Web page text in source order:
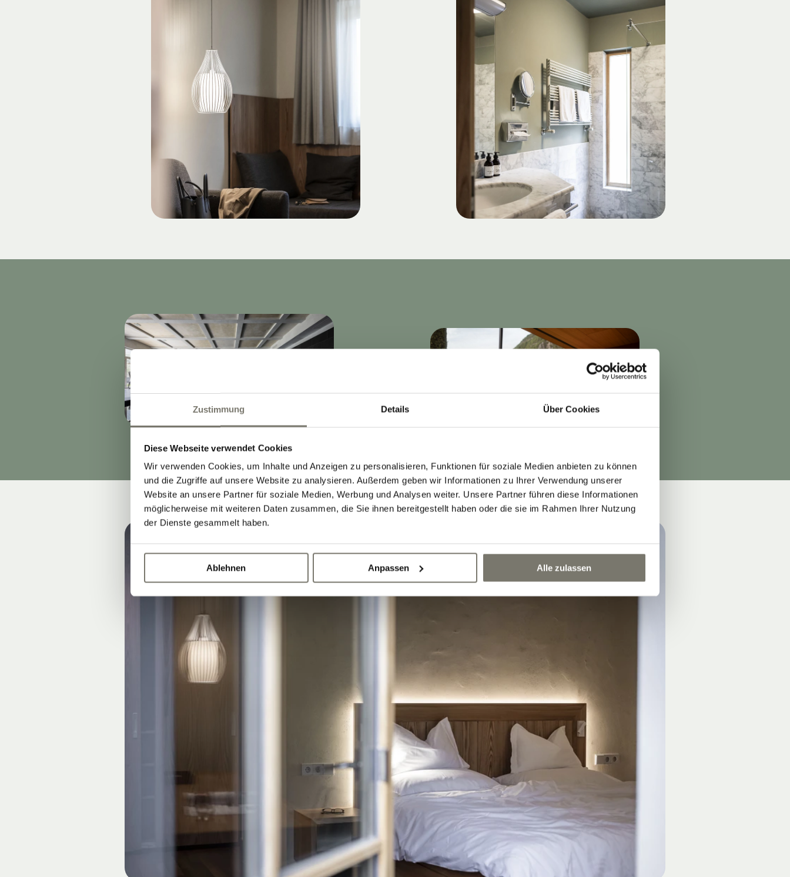
Zustimmung Details Über Cookies
Diese Webseite verwendet Cookies
Wir verwenden Cookies, um Inhalte und Anzeigen zu personalisieren, Funktionen für soziale Medien anbieten zu können
und die Zugriffe auf unsere Website zu analysieren. Außerdem geben wir Informationen zu Ihrer Verwendung unserer
Website an unsere Partner für soziale Medien, Werbung und Analysen weiter. Unsere Partner führen diese Informationen
möglicherweise mit weiteren Daten zusammen, die Sie ihnen bereitgestellt haben oder die sie im Rahmen Ihrer Nutzung
der Dienste gesammelt haben.
Ablehnen Anpassen Alle zulassen